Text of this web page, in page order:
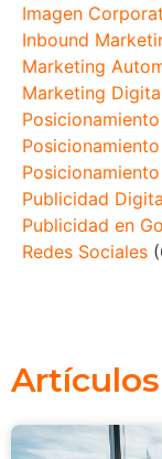
Imagen
Inbound
Marketing
Marketing
Posicionamiento
Posicionamiento
Posicionamiento
Publicidad
Publicidad en
Redes Sociales